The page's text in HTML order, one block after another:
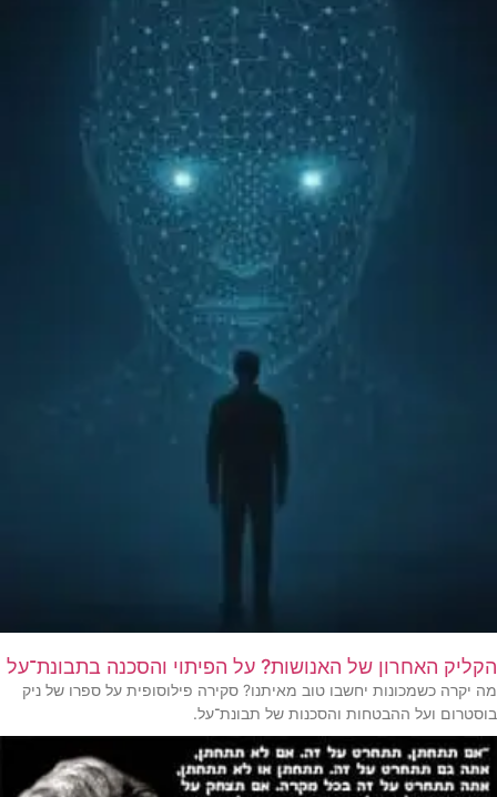
הקליק האחרון של האנושות? על הפיתוי והסכנה בתבונת־על
מה יקרה כשמכונות יחשבו טוב מאיתנו? סקירה פילוסופית על ספרו של ניק
בוסטרום ועל ההבטחות והסכנות של תבונת־על.